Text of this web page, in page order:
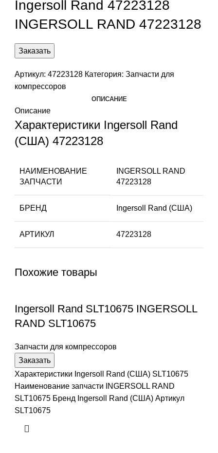
Ingersoll Rand 47223128
INGERSOLL RAND 47223128
Заказать
Артикул: 47223128 Категория: Запчасти для
компрессоров
ОПИСАНИЕ
Описание
Характеристики Ingersoll Rand
(США) 47223128
НАИМЕНОВАНИЕ
ЗАПЧАСТИ
INGERSOLL RAND
47223128
БРЕНД Ingersoll Rand (США)
АРТИКУЛ 47223128
Похожие товары
Ingersoll Rand SLT10675 INGERSOLL
RAND SLT10675
Запчасти для компрессоров
Заказать
Характеристики Ingersoll Rand (США) SLT10675
Наименование запчасти INGERSOLL RAND
SLT10675 Бренд Ingersoll Rand (США) Артикул
SLT10675